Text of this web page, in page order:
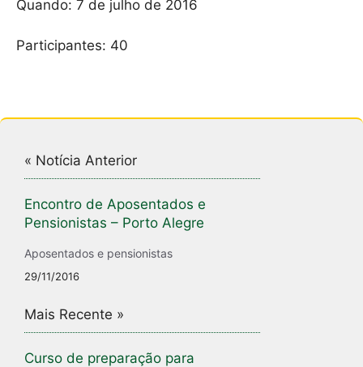
p
p
o
o
Quando: 7 de julho de 2016
Participantes: 40
« Notícia Anterior
Encontro de Aposentados e
Pensionistas – Porto Alegre
Aposentados e pensionistas
29/11/2016
Mais Recente »
Curso de preparação para